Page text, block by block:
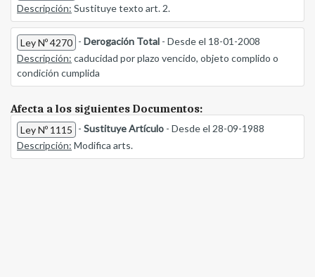
Descripción: Sustituye texto art. 2.
Ley Nº 4270 - Derogación Total - Desde el 18-01-2008
Descripción: caducidad por plazo vencido, objeto complido o
condición cumplida
Afecta a los siguientes Documentos:
Ley Nº 1115 - Sustituye Artículo - Desde el 28-09-1988
Descripción: Modifica arts.